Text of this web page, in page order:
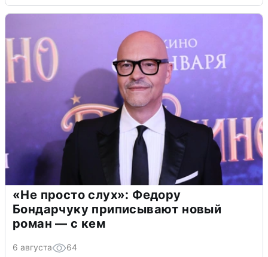
«Не просто слух»: Федору
Бондарчуку приписывают новый
роман — с кем
6 августа 64